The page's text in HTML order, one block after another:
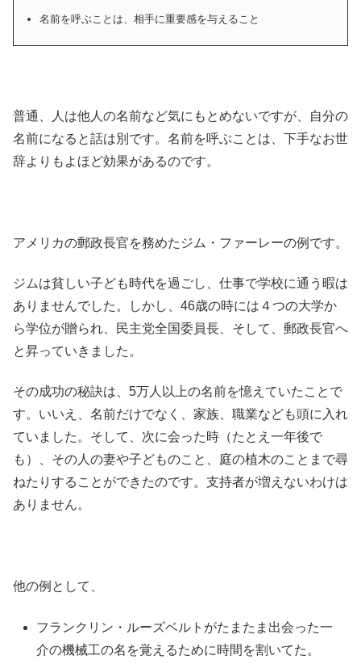
名前を呼ぶことは、相手に重要感を与えること
普通、人は他人の名前など気にもとめないですが、自分の
名前になると話は別です。名前を呼ぶことは、下手なお世
辞よりもよほど効果があるのです。
アメリカの郵政長官を務めたジム・ファーレーの例です。
ジムは貧しい子ども時代を過ごし、仕事で学校に通う暇は
ありませんでした。しかし、46歳の時には４つの大学か
ら学位が贈られ、民主党全国委員長、そして、郵政長官へ
と昇っていきました。
その成功の秘訣は、5万人以上の名前を憶えていたことで
す。いいえ、名前だけでなく、家族、職業なども頭に入れ
ていました。そして、次に会った時（たとえ一年後で
も）、その人の妻や子どものこと、庭の植木のことまで尋
ねたりすることができたのです。支持者が増えないわけは
ありません。
他の例として、
フランクリン・ルーズベルトがたまたま出会った一
介の機械工の名を覚えるために時間を割いてた。